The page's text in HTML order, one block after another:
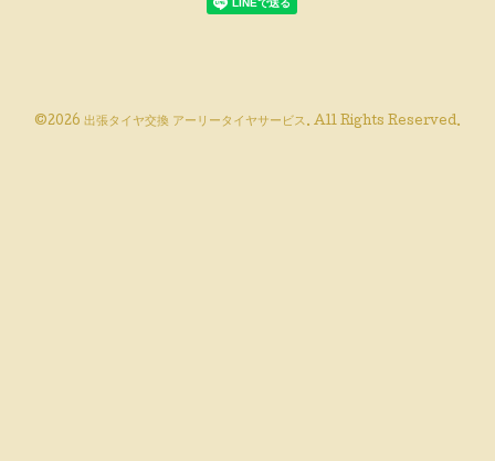
©2026 出張タイヤ交換 アーリータイヤサービス. All Rights Reserved.